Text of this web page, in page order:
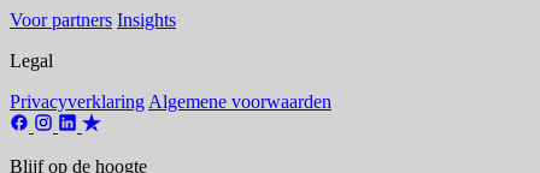
Voor partners Insights
Legal
Privacyverklaring Algemene voorwaarden
Blijf op de hoogte